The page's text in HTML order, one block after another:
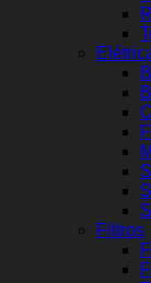
Filtros